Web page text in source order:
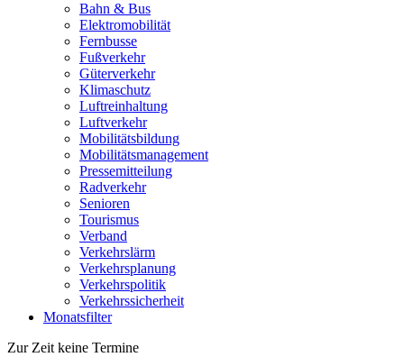
Bahn & Bus
Elektromobilität
Fernbusse
Fußverkehr
Güterverkehr
Klimaschutz
Luftreinhaltung
Luftverkehr
Mobilitätsbildung
Mobilitätsmanagement
Pressemitteilung
Radverkehr
Senioren
Tourismus
Verband
Verkehrslärm
Verkehrsplanung
Verkehrspolitik
Verkehrssicherheit
Monatsfilter
Zur Zeit keine Termine